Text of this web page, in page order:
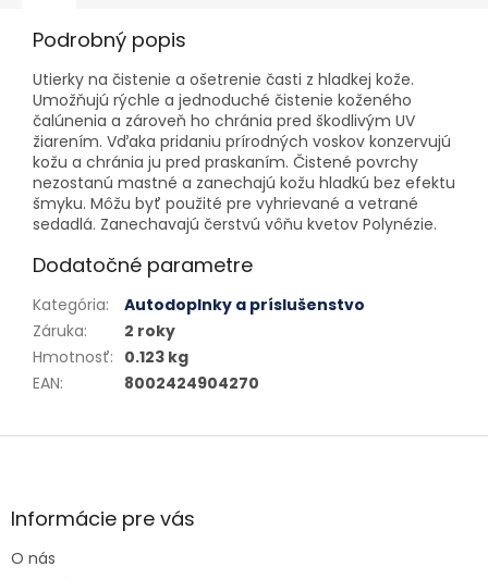
Podrobný popis
Utierky na čistenie a ošetrenie časti z hladkej kože.
Umožňujú rýchle a jednoduché čistenie koženého
čalúnenia a zároveň ho chránia pred škodlivým UV
žiarením. Vďaka pridaniu prírodných voskov konzervujú
kožu a chránia ju pred praskaním. Čistené povrchy
nezostanú mastné a zanechajú kožu hladkú bez efektu
šmyku. Môžu byť použité pre vyhrievané a vetrané
sedadlá. Zanechavajú čerstvú vôňu kvetov Polynézie.
Dodatočné parametre
Kategória:
Autodoplnky a príslušenstvo
Záruka:
2 roky
Hmotnosť: 0.123 kg
EAN: 8002424904270
Zápätie
Informácie pre vás
O nás